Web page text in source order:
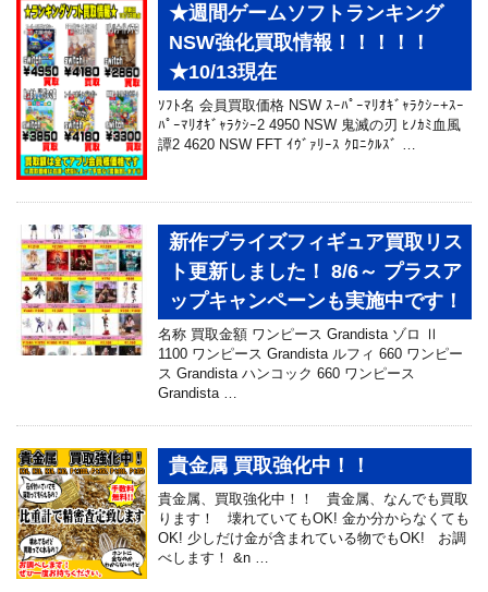
★週間ゲームソフトランキング
NSW強化買取情報！！！！！
★10/13現在
ｿﾌﾄ名 会員買取価格 NSW ｽｰﾊﾟｰﾏﾘｵｷﾞｬﾗｸｼｰ+ｽｰ
ﾊﾟｰﾏﾘｵｷﾞｬﾗｸｼｰ2 4950 NSW 鬼滅の刃 ﾋﾉｶﾐ血風
譚2 4620 NSW FFT ｲｳﾞｧﾘｰｽ ｸﾛﾆｸﾙｽﾞ …
新作プライズフィギュア買取リス
ト更新しました！ 8/6～ プラスア
ップキャンペーンも実施中です！
名称 買取金額 ワンピース Grandista ゾロ Ⅱ
1100 ワンピース Grandista ルフィ 660 ワンピー
ス Grandista ハンコック 660 ワンピース
Grandista …
貴金属 買取強化中！！
貴金属、買取強化中！！ 貴金属、なんでも買取
ります！ 壊れていてもOK! 金か分からなくても
OK! 少しだけ金が含まれている物でもOK! お調
べします！ &n …